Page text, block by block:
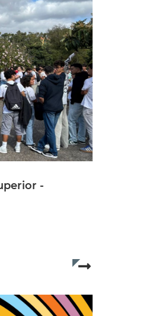
-
Read more...